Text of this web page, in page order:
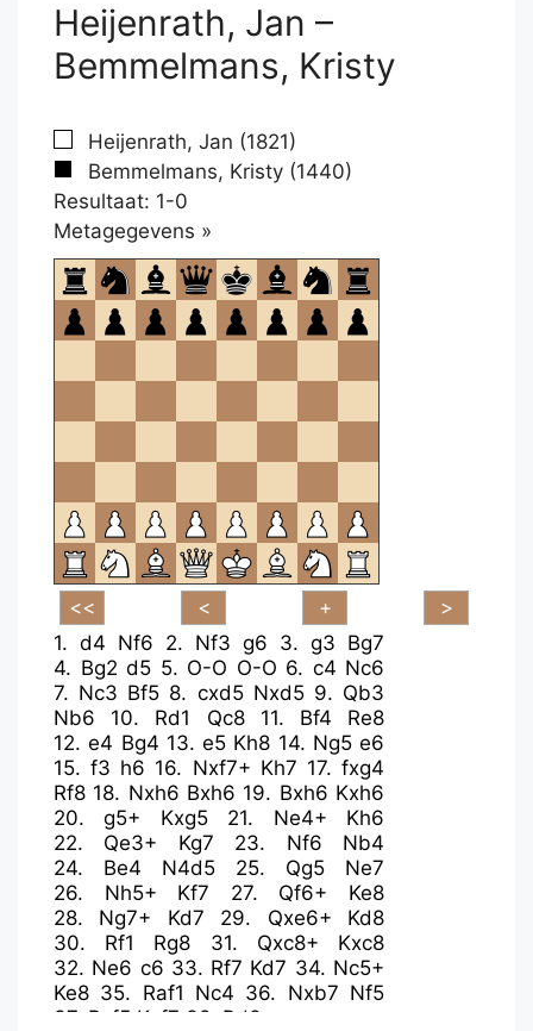
Heijenrath, Jan –
Bemmelmans, Kristy
Heijenrath, Jan (1821)
Bemmelmans, Kristy (1440)
Resultaat: 1-0
Metagegevens »
om
te
openen.
1. d4 Nf6 2. Nf3 g6 3. g3 Bg7
4. Bg2 d5 5. O-O O-O 6. c4 Nc6
7. Nc3 Bf5 8. cxd5 Nxd5 9. Qb3
Nb6
10. Rd1 Qc8 11. Bf4
Re8
12.e4 Bg4 13. e5 Kh8 14. Ng5 e6
15.f3 h6 16. Nxf7+ Kh7 17.fxg4
Rf8 18. Nxh6 Bxh6 19. Bxh6 Kxh6
20.g5+ Kxg5 21. Ne4+
Kh6
22. Qe3+ Kg7 23. Nf6
Nb4
24. Be4 N4d5 25. Qg5
Ne7
26. Nh5+ Kf7 27. Qf6+
Ke8
28. Ng7+ Kd7 29. Qxe6+
Kd8
30. Rf1 Rg8 31. Qxc8+
Kxc8
32. Ne6 c6 33. Rf7 Kd7 34. Nc5+
Ke8 35. Raf1 Nc4 36. Nxb7 Nf5
37. Bxf5 Kxf7 38. Bd3+